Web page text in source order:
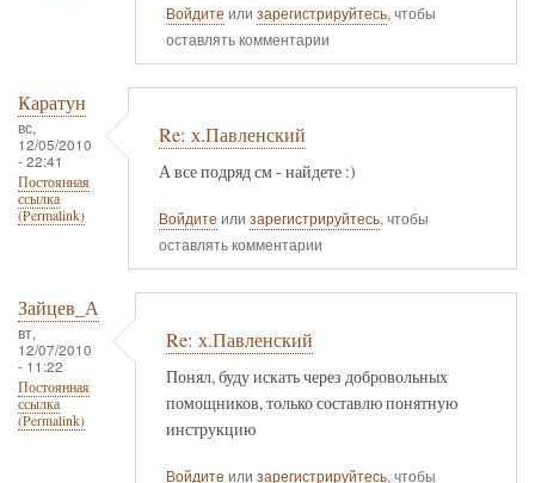
Войдите или зарегистрируйтесь, чтобы
оставлять комментарии
Каратун
вс,
12/05/2010
- 22:41
Постоянная
ссылка
(Permalink)
Re: х.Павленский
А все подряд см - найдете :)
Войдите или зарегистрируйтесь, чтобы
оставлять комментарии
Зайцев_А
вт,
12/07/2010
- 11:22
Постоянная
ссылка
(Permalink)
Re: х.Павленский
Понял, буду искать через добровольных
помощников, только составлю понятную
инструкцию
Войдите или зарегистрируйтесь, чтобы